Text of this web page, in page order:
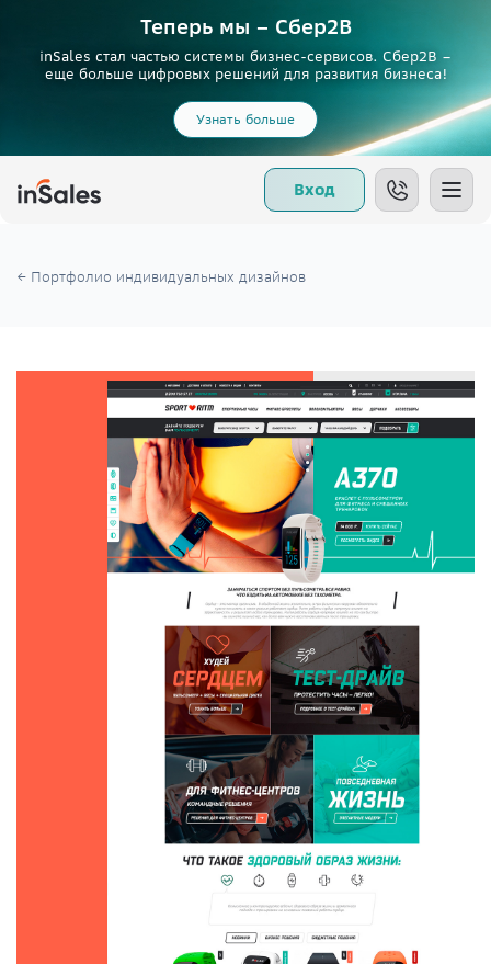
Теперь мы – Сбер2B
inSales стал частью системы бизнес-сервисов. Сбер2В –
еще больше цифровых решений для развития бизнеса!
Узнать больше
Вход
← Портфолио индивидуальных дизайнов